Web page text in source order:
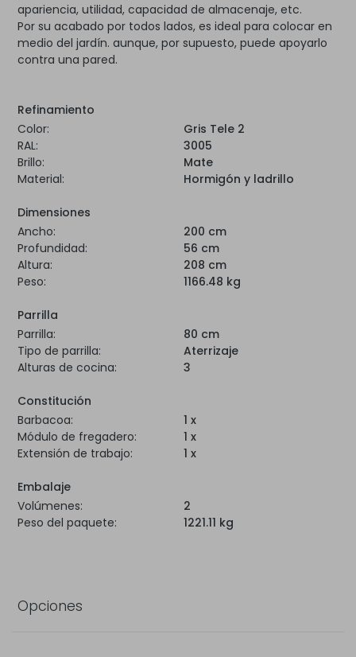
apariencia, utilidad, capacidad de almacenaje, etc.
Por su acabado por todos lados, es ideal para colocar en
medio del jardín. aunque, por supuesto, puede apoyarlo
contra una pared.
Refinamiento
Color:
Gris Tele 2
RAL:
3005
Brillo:
Mate
Material:
Hormigón y ladrillo
Dimensiones
Ancho:
200 cm
Profundidad:
56 cm
Altura:
208 cm
Peso:
1166.48 kg
Parrilla
Parrilla:
80 cm
Tipo de parrilla:
Aterrizaje
Alturas de cocina:
3
Constitución
Barbacoa:
1 x
Módulo de fregadero:
1 x
Extensión de trabajo:
1 x
Embalaje
Volúmenes:
2
Peso del paquete:
1221.11 kg
Opciones